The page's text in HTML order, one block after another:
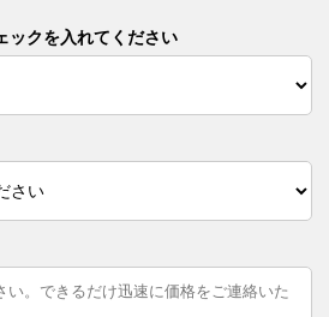
ックを入れてください